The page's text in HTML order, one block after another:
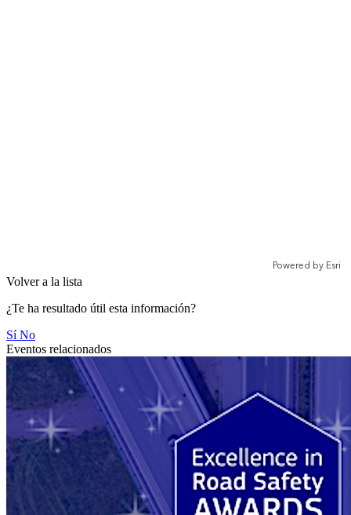
Volver a la lista
¿Te ha resultado útil esta información?
SíNo
Eventos relacionados